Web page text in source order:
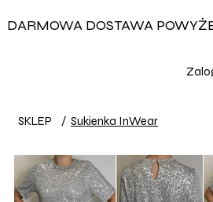
DARMOWA DOSTAWA
SKLEP / Sukienka InWear